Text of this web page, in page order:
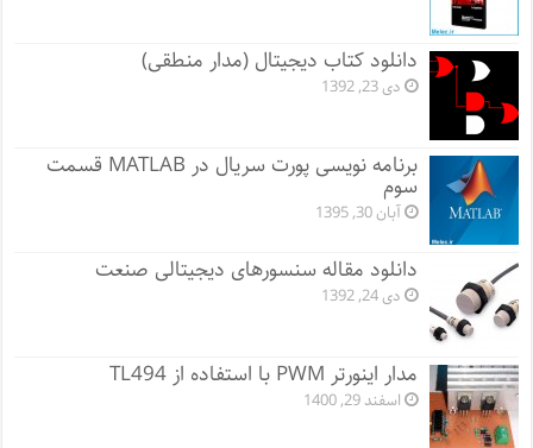
دانلود کتاب دیجیتال (مدار منطقی)
دی 23, 1392
برنامه نویسی پورت سریال در MATLAB قسمت
سوم
آبان 30, 1395
دانلود مقاله سنسورهای دیجیتالی صنعت
دی 24, 1392
مدار اینورتر PWM با استفاده از TL494
اسفند 29, 1400